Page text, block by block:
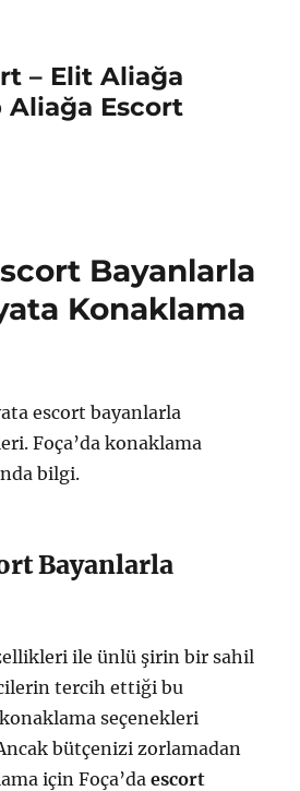
– Elit Aliağa
Aliağa Escort
Bayanlarla
Konaklama
escort bayanlarla
Foça’da konaklama
bilgi.
Bayanlarla
ile ünlü şirin bir sahil
tercih ettiği bu
seçenekleri
bütçenizi zorlamadan
için Foça’daescort